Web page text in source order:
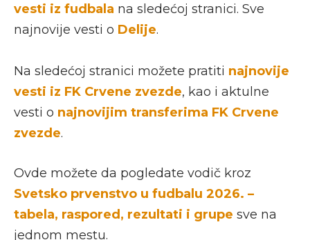
vesti iz fudbala na sledećoj stranici. Sve
najnovije vesti o Delije.
Na sledećoj stranici možete pratiti najnovije
vesti iz FK Crvene zvezde, kao i aktulne
vesti o najnovijim transferima FK Crvene
zvezde.
Ovde možete da pogledate vodič kroz
Svetsko prvenstvo u fudbalu 2026. –
tabela, raspored, rezultati i grupe sve na
jednom mestu.